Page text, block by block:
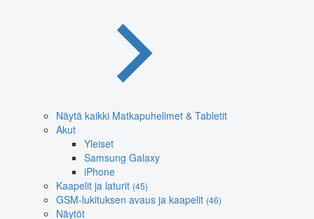
Näytä kaikki Matkapuhelimet & Tabletit
Akut
Yleiset
Samsung Galaxy
iPhone
Kaapelit ja laturit (45)
GSM-lukituksen avaus ja kaapelit (46)
Näytöt